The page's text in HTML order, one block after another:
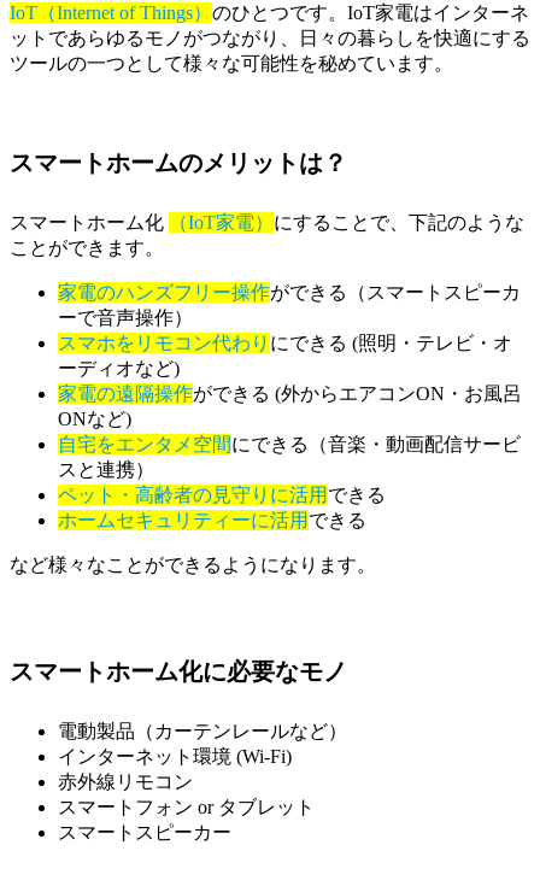
IoT（Internet of Things） のひとつです。IoT家電はインターネ
ットであらゆるモノがつながり、日々の暮らしを快適にする
ツールの一つとして様々な可能性を秘めています。
スマートホームのメリットは？
スマートホーム化 （IoT家電） にすることで、下記のような
ことができます。
家電のハンズフリー操作ができる（スマートスピーカ
ーで音声操作）
スマホをリモコン代わり にできる (照明・テレビ・オ
ーディオなど)
家電の遠隔操作ができる (外からエアコンON・お風呂
ONなど)
自宅をエンタメ空間にできる（音楽・動画配信サービ
スと連携）
ペット・高齢者の見守りに活用 できる
ホームセキュリティーに活用 できる
など様々なことができるようになります。
スマートホーム化に必要なモノ
電動製品（カーテンレールなど）
インターネット環境 (Wi-Fi)
赤外線リモコン
スマートフォン or タブレット
スマートスピーカー